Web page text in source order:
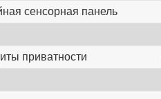
сенсорная панель
приватности